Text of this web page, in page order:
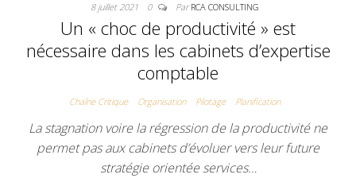
8 juillet 2021 0 ParRCA CONSULTING
Un « choc de productivité » est
nécessaire dans les cabinets d’expertise
comptable
Chaîne Critique Organisation Pilotage Planification
La stagnation voire la régression de la productivité ne
permet pas aux cabinets d’évoluer vers leur future
stratégie orientée services…